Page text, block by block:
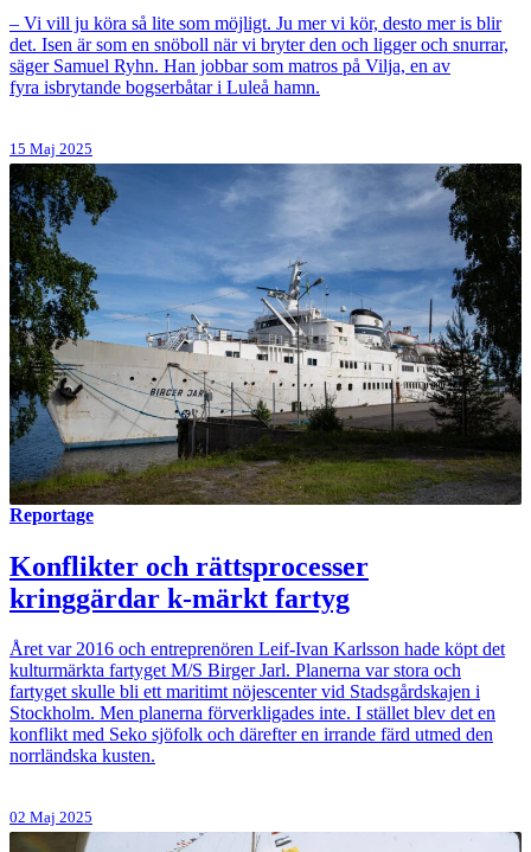
– Vi vill ju köra så lite som möjligt. Ju mer vi kör, desto mer is blir
det. Isen är som en snöboll när vi bryter den och ligger och snurrar,
säger Samuel Ryhn. Han jobbar som matros på Vilja, en av
fyra isbrytande bogserbåtar i Luleå hamn.
15 Maj 2025
Reportage
Konflikter och rättsprocesser
kringgärdar k-märkt fartyg
Året var 2016 och entreprenören Leif-Ivan Karlsson hade köpt det
kulturmärkta fartyget M/S Birger Jarl. Planerna var stora och
fartyget skulle bli ett maritimt nöjescenter vid Stadsgårdskajen i
Stockholm. Men planerna förverkligades inte. I stället blev det en
konflikt med Seko sjöfolk och därefter en irrande färd utmed den
norrländska kusten.
02 Maj 2025